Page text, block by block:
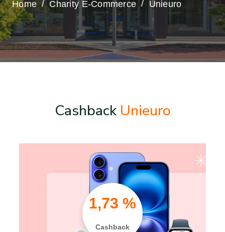
Home Charity E-Commerce Unieuro
Cashback Unieuro
1,73 %
Cashback